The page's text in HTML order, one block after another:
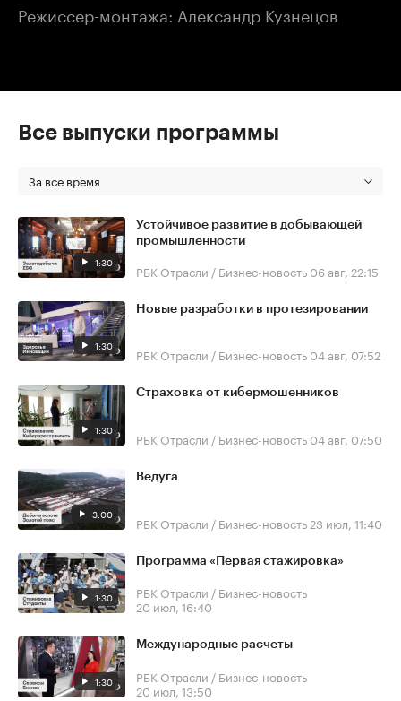
Режиссер-монтажа: Александр Кузнецов
Все выпуски программы
За все время
1:30
Устойчивое развитие в добывающей
промышленности
РБК Отрасли / Бизнес-новость 06 авг, 22:15
1:30
Новые разработки в протезировании
РБК Отрасли / Бизнес-новость 04 авг, 07:52
1:30
Страховка от кибермошенников
РБК Отрасли / Бизнес-новость 04 авг, 07:50
3:00
Ведуга
РБК Отрасли / Бизнес-новость 23 июл, 11:40
1:30
Программа «Первая стажировка»
РБК Отрасли / Бизнес-новость
20 июл, 16:40
1:30
Международные расчеты
РБК Отрасли / Бизнес-новость
20 июл, 13:50